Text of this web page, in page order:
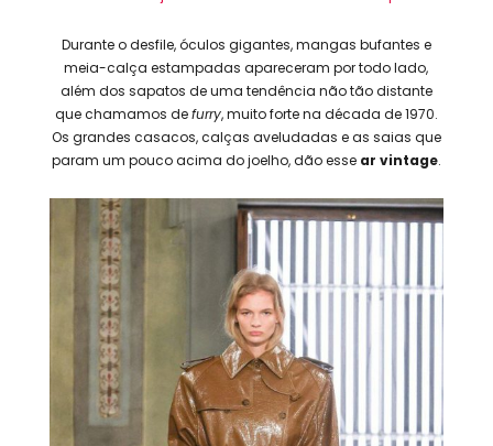
Durante o desfile, óculos gigantes, mangas bufantes e
meia-calça estampadas apareceram por todo lado,
além dos sapatos de uma tendência não tão distante
que chamamos defurry, muito forte na década de 1970.
Os grandes casacos, calças aveludadas e as saias que
param um pouco acima do joelho, dão esse ar vintage.